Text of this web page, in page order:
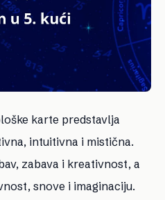
karte predstavlja
intuitivna i mistična.
zabava i kreativnost, a
snove i imaginaciju.